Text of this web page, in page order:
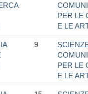
PER LE
E LE
9
PER LE
E LE